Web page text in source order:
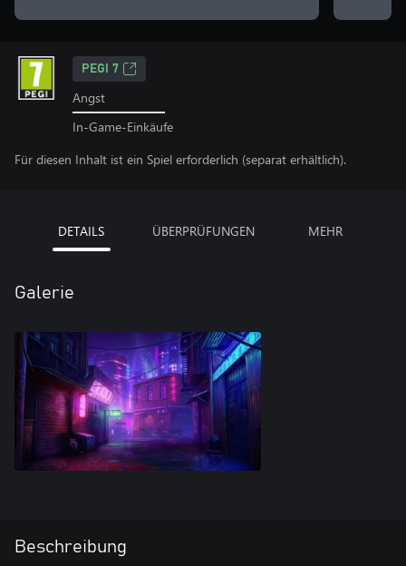
PEGI 7
Angst
In-Game-Einkäufe
Für diesen Inhalt ist ein Spiel erforderlich (separat erhältlich).
DETAILS ÜBERPRÜFUNGEN MEHR
Galerie
Beschreibung